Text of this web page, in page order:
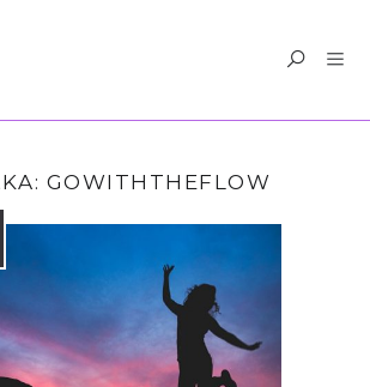
GOWITHTHEFLOW